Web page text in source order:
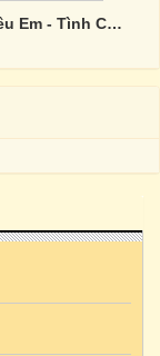
Từ Thuở Yêu Em - Tình Ca Anh Bằng 2